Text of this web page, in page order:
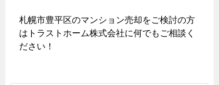
札幌市豊平区のマンション売却をご検討の方
はトラストホーム株式会社に何でもご相談く
ださい！